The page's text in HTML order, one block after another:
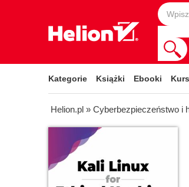
Kategorie Książki Ebooki
Helion.pl » Cyberbezpieczeństwo i